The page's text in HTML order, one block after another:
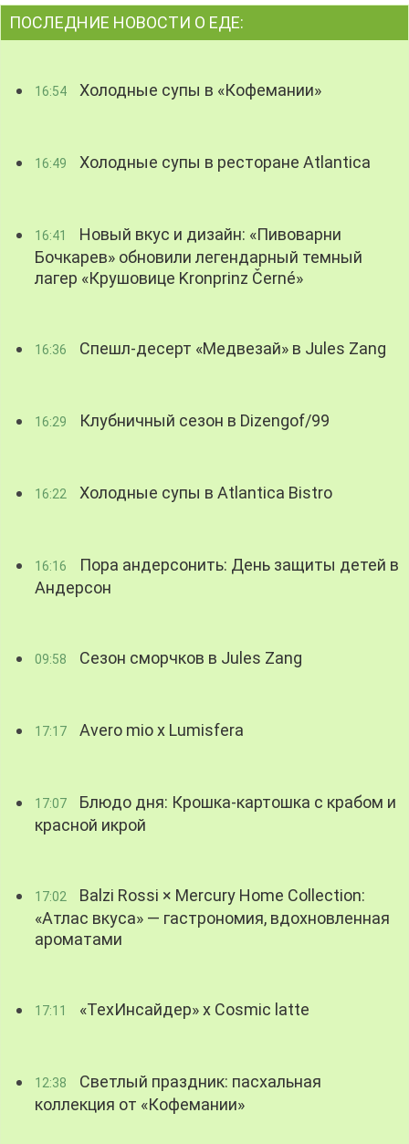
ПОСЛЕДНИЕ НОВОСТИ О ЕДЕ:
16:54 Холодные супы в «Кофемании»
16:49 Холодные супы в ресторане Atlantica
16:41
Новый вкус и дизайн: «Пивоварни
Бочкарев» обновили легендарный темный
лагер «Крушовице Kronprinz Černé»
16:36 Спешл-десерт «Медвезай» в Jules Zang
16:29 Клубничный сезон в Dizengof/99
16:22 Холодные супы в Atlantica Bistro
16:16
Пора андерсонить: День защиты детей в
Андерсон
09:58 Сезон сморчков в Jules Zang
17:17 Avero mio x Lumisfera
17:07
Блюдо дня: Крошка-картошка с крабом и
красной икрой
17:02
Balzi Rossi × Mercury Home Collection:
«Атлас вкуса» — гастрономия, вдохновленная
ароматами
17:11 «ТехИнсайдер» х Cosmic latte
12:38
Светлый праздник: пасхальная
коллекция от «Кофемании»